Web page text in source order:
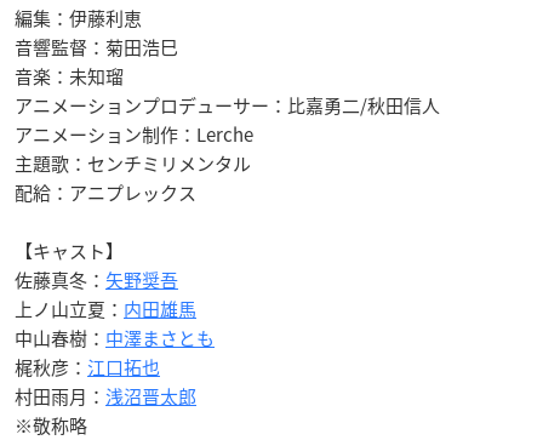
編集：伊藤利恵
音響監督：菊田浩巳
音楽：未知瑠
アニメーションプロデューサー：比嘉勇二/秋田信人
アニメーション制作：Lerche
主題歌：センチミリメンタル
配給：アニプレックス
【キャスト】
佐藤真冬： 矢野奨吾
上ノ山立夏： 内田雄馬
中山春樹： 中澤まさとも
梶秋彦： 江口拓也
村田雨月： 浅沼晋太郎
※敬称略